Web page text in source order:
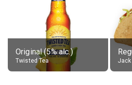
Original (5% alc.)
Twisted Tea Jack